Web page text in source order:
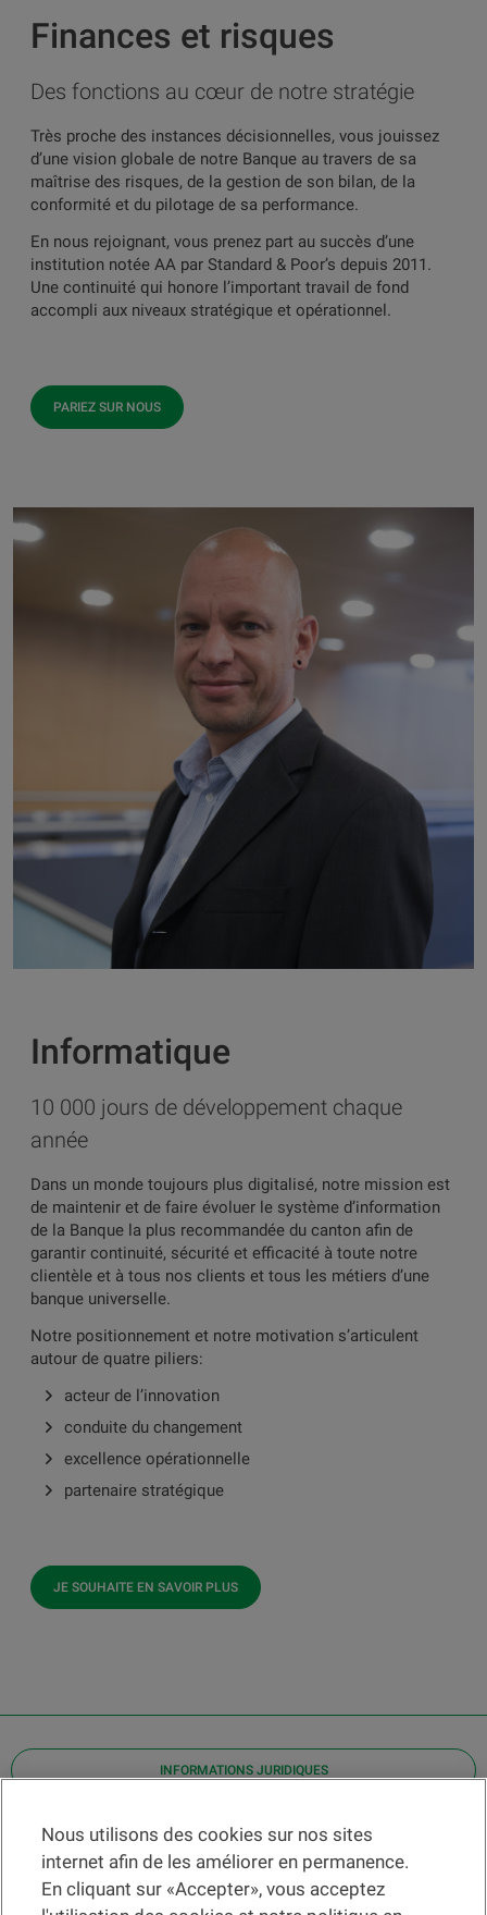
Finances et risques
Des fonctions au cœur de notre stratégie
Très proche des instances décisionnelles, vous jouissez
d’une vision globale de notre Banque au travers de sa
maîtrise des risques, de la gestion de son bilan, de la
conformité et du pilotage de sa performance.
En nous rejoignant, vous prenez part au succès d’une
institution notée AA par Standard & Poor’s depuis 2011.
Une continuité qui honore l’important travail de fond
accompli aux niveaux stratégique et opérationnel.
PARIEZ SUR NOUS
Informatique
10 000 jours de développement chaque
année
Dans un monde toujours plus digitalisé, notre mission est
de maintenir et de faire évoluer le système d’information
de la Banque la plus recommandée du canton afin de
garantir continuité, sécurité et efficacité à toute notre
clientèle et à tous nos clients et tous les métiers d’une
banque universelle.
Notre positionnement et notre motivation s’articulent
autour de quatre piliers:
acteur de l’innovation
conduite du changement
excellence opérationnelle
partenaire stratégique
JE SOUHAITE EN SAVOIR PLUS
INFORMATIONS JURIDIQUES
Contact
Localiser une agence
Aide
Nous utilisons des cookies sur nos sites
internet afin de les améliorer en permanence.
En cliquant sur «Accepter», vous acceptez